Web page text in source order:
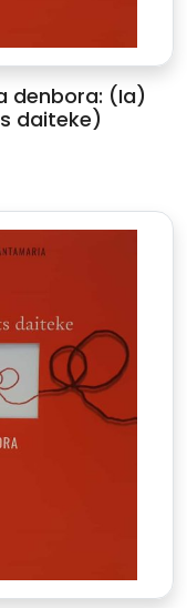
denbora: (Ia)
daiteke)